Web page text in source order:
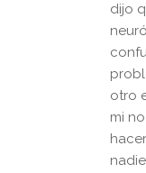
dijo
otro
mi